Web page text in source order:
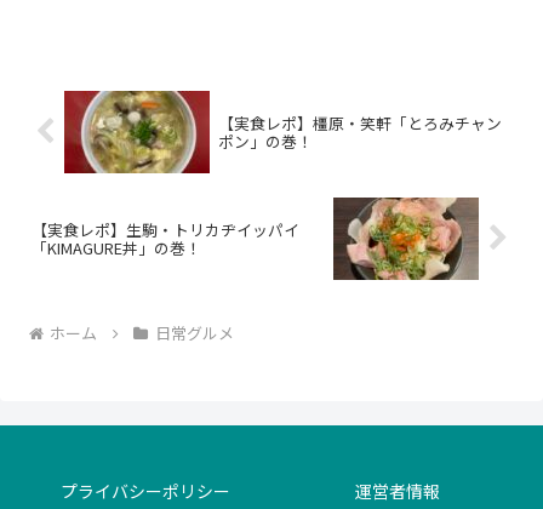
【実食レポ】橿原・笑軒「とろみチャン
ポン」の巻！
【実食レポ】生駒・トリカヂイッパイ
「KIMAGURE丼」の巻！
ホーム 日常グルメ
プライバシーポリシー 運営者情報